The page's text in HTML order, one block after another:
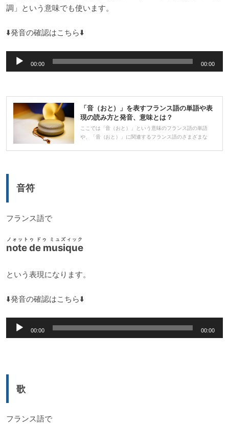
調」という意味でも使います。
⬇️発音の確認はこちら⬇️
声
レ
ー
ー
00:00 00:00
「音（おと）」を表すフランス語の単語や表
現の読み方と発音、意味とは？
ここでは「音（おと）」という意味のフランス語の単語
や、「音（おと）」に関連するフランス語のさまざまな
音符
フランス語で
note de musique
ノォットゥ ドゥ ミュズィック
という表現になります。
⬇️発音の確認はこちら⬇️
声
00:00 00:00
歌
フランス語で